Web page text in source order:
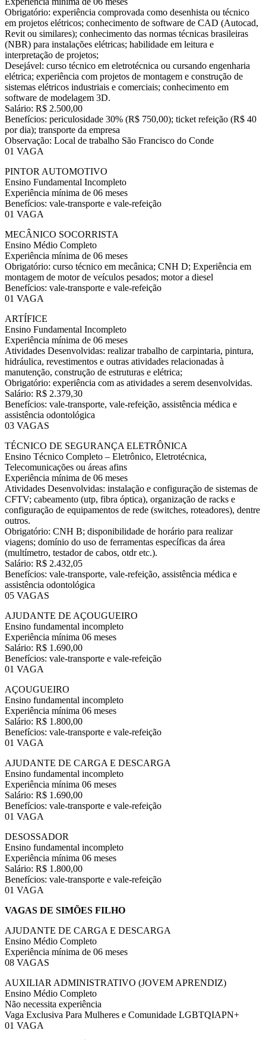
Obrigatório: experiência comprovada como desenhista ou técnico
em projetos elétricos; conhecimento de software de CAD (Autocad,
Revit ou similares); conhecimento das normas técnicas brasileiras
(NBR) para instalações elétricas; habilidade em leitura e
interpretação de projetos;
Desejável: curso técnico em eletrotécnica ou cursando engenharia
elétrica; experiência com projetos de montagem e construção de
sistemas elétricos industriais e comerciais; conhecimento em
software de modelagem 3D.
Salário: R$ 2.500,00
Benefícios: periculosidade 30% (R$ 750,00); ticket refeição (R$ 40
por dia); transporte da empresa
Observação: Local de trabalho São Francisco do Conde
01 VAGA
PINTOR AUTOMOTIVO
Ensino Fundamental Incompleto
Experiência mínima de 06 meses
Benefícios: vale-transporte e vale-refeição
01 VAGA
MECÂNICO SOCORRISTA
Ensino Médio Completo
Experiência mínima de 06 meses
Obrigatório: curso técnico em mecânica; CNH D; Experiência em
montagem de motor de veículos pesados; motor a diesel
Benefícios: vale-transporte e vale-refeição
01 VAGA
ARTÍFICE
Ensino Fundamental Incompleto
Experiência mínima de 06 meses
Atividades Desenvolvidas: realizar trabalho de carpintaria, pintura,
hidráulica, revestimentos e outras atividades relacionadas à
manutenção, construção de estruturas e elétrica;
Obrigatório: experiência com as atividades a serem desenvolvidas.
Salário: R$ 2.379,30
Benefícios: vale-transporte, vale-refeição, assistência médica e
assistência odontológica
03 VAGAS
TÉCNICO DE SEGURANÇA ELETRÔNICA
Ensino Técnico Completo – Eletrônico, Eletrotécnica,
Telecomunicações ou áreas afins
Experiência mínima de 06 meses
Atividades Desenvolvidas: instalação e configuração de sistemas de
CFTV; cabeamento (utp, fibra óptica), organização de racks e
configuração de equipamentos de rede (switches, roteadores), dentre
outros.
Obrigatório: CNH B; disponibilidade de horário para realizar
viagens; domínio do uso de ferramentas específicas da área
(multímetro, testador de cabos, otdr etc.).
Salário: R$ 2.432,05
Benefícios: vale-transporte, vale-refeição, assistência médica e
assistência odontológica
05 VAGAS
AJUDANTE DE AÇOUGUEIRO
Ensino fundamental incompleto
Experiência mínima 06 meses
Salário: R$ 1.690,00
Benefícios: vale-transporte e vale-refeição
01 VAGA
AÇOUGUEIRO
Ensino fundamental incompleto
Experiência mínima 06 meses
Salário: R$ 1.800,00
Benefícios: vale-transporte e vale-refeição
01 VAGA
AJUDANTE DE CARGA E DESCARGA
Ensino fundamental incompleto
Experiência mínima 06 meses
Salário: R$ 1.690,00
Benefícios: vale-transporte e vale-refeição
01 VAGA
DESOSSADOR
Ensino fundamental incompleto
Experiência mínima 06 meses
Salário: R$ 1.800,00
Benefícios: vale-transporte e vale-refeição
01 VAGA
VAGAS DE SIMÕES FILHO
AJUDANTE DE CARGA E DESCARGA
Ensino Médio Completo
Experiência mínima de 06 meses
08 VAGAS
AUXILIAR ADMINISTRATIVO (JOVEM APRENDIZ)
Ensino Médio Completo
Não necessita experiência
Vaga Exclusiva Para Mulheres e Comunidade LGBTQIAPN+
01 VAGA